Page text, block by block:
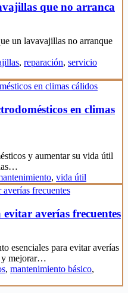
que no arranca
un lavavajillas no arranque
, reparación, servicio
en climas
y aumentar su vida útil
, vida útil
averías frecuentes
esenciales para evitar averías
y mejorar…
, mantenimiento básico,